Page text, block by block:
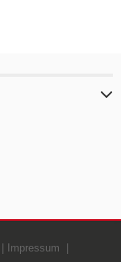
Impressum